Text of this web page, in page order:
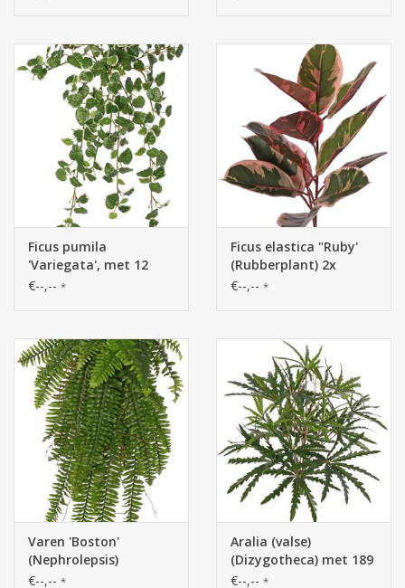
Ficus pumila
'Variegata', met 12
uitlopers & 234
€--,-- *
Ficus elastica "Ruby'
(Rubberplant) 2x
vertakt met 13
cm
€--,-- *
Varen 'Boston'
(Nephrolepsis)
hangend MAXI, met 33
€--,-- *
Aralia (valse)
(Dizygotheca) met 189
bladeren & echte
€--,-- *